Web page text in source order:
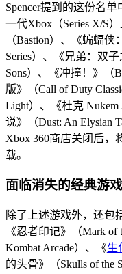
Spencer提到的这份名
一代Xbox（Series X/S
（Bastion）、《蝙蝠侠
Series）、《兄弟：双
Sons）、《冲撞！》（
版》（Call of Duty
Light）、《杜克
说》（Dust: An Elysian
Xbox 360商店关闭后，
载。
面临消失的经典游
除了上述游戏外，还包
《忍者印记》（Mark
Kombat Arcade）、《生
的头骨》（Skulls of the